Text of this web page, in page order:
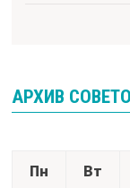
АРХИВ
Пн
Вт